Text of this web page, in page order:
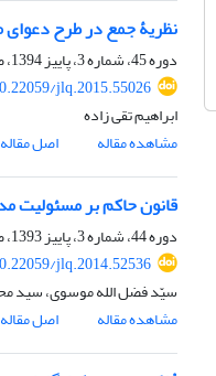
نظریۀ جمع در طرح دعوای
دوره 45، شماره 3، پاییز 1394، صفحه
jlq.2015.55026
ابراهیم تقی زاده
مشاهده مقاله
اصل مقاله
قانون حاکم بر
دوره 44، شماره 3، پاییز 1393، صفحه
jlq.2014.52536
سیّد فضل الله موسوی، سید
مشاهده مقاله
اصل مقاله